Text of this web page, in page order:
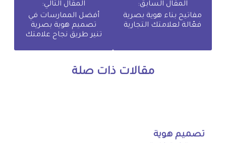
المقال السابق:
مفاتيح بناء هوية بصرية
فعّالة لعلامتك التجارية
المقال التالي:
أفضل الممارسات في
تصميم هوية بصرية
تنير طريق نجاح علامتك
مقالات ذات صلة
تصميم هوية